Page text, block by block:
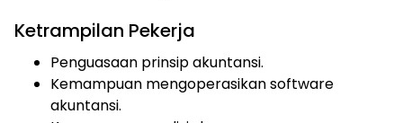
Ketrampilan Pekerja
Penguasaan prinsip akuntansi.
Kemampuan mengoperasikan software
akuntansi.